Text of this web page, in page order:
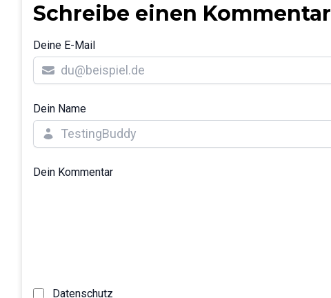
Schreibe einen Kommentar
Deine E-Mail
Dein Name
Dein Kommentar
Datenschutz